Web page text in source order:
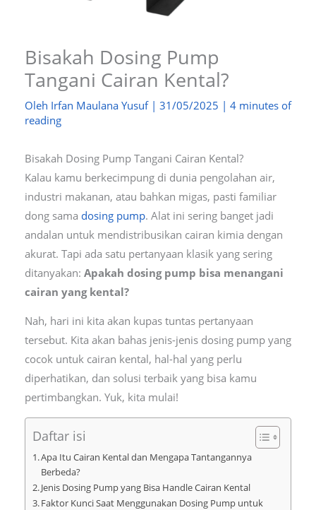
Bisakah Dosing Pump
Tangani Cairan Kental?
Oleh Irfan Maulana Yusuf | 31/05/2025 | 4 minutes of
reading
Bisakah Dosing Pump Tangani Cairan Kental?
Kalau kamu berkecimpung di dunia pengolahan air,
industri makanan, atau bahkan migas, pasti familiar
dong sama dosing pump. Alat ini sering banget jadi
andalan untuk mendistribusikan cairan kimia dengan
akurat. Tapi ada satu pertanyaan klasik yang sering
ditanyakan: Apakah dosing pump bisa menangani
cairan yang kental?
Nah, hari ini kita akan kupas tuntas pertanyaan
tersebut. Kita akan bahas jenis-jenis dosing pump yang
cocok untuk cairan kental, hal-hal yang perlu
diperhatikan, dan solusi terbaik yang bisa kamu
pertimbangkan. Yuk, kita mulai!
Daftar isi
Apa Itu Cairan Kental dan Mengapa Tantangannya
Berbeda?
Jenis Dosing Pump yang Bisa Handle Cairan Kental
Faktor Kunci Saat Menggunakan Dosing Pump untuk